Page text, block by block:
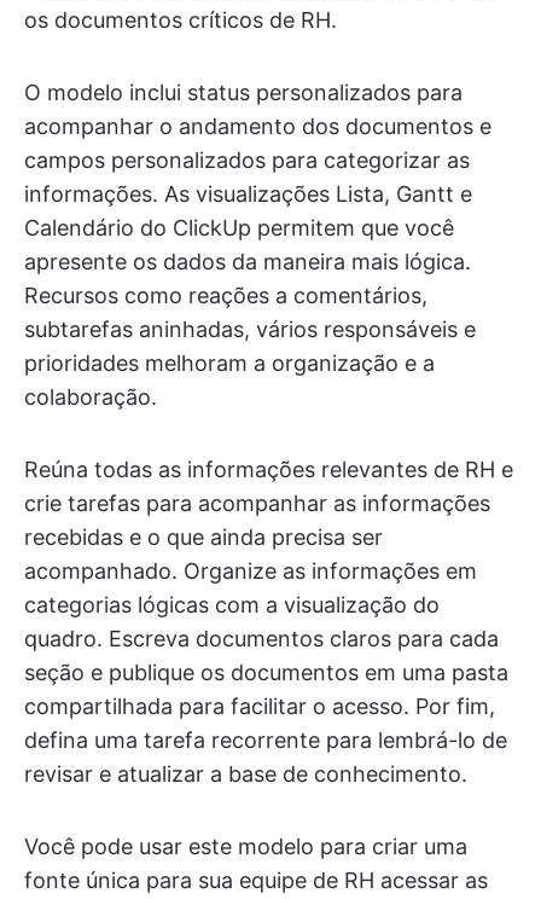
os documentos críticos de RH.
O modelo inclui status personalizados para
acompanhar o andamento dos documentos e
campos personalizados para categorizar as
informações. As visualizações Lista, Gantt e
Calendário do ClickUp permitem que você
apresente os dados da maneira mais lógica.
Recursos como reações a comentários,
subtarefas aninhadas, vários responsáveis e
prioridades melhoram a organização e a
colaboração.
Reúna todas as informações relevantes de RH e
crie tarefas para acompanhar as informações
recebidas e o que ainda precisa ser
acompanhado. Organize as informações em
categorias lógicas com a visualização do
quadro. Escreva documentos claros para cada
seção e publique os documentos em uma pasta
compartilhada para facilitar o acesso. Por fim,
defina uma tarefa recorrente para lembrá-lo de
revisar e atualizar a base de conhecimento.
Você pode usar este modelo para criar uma
fonte única para sua equipe de RH acessar as